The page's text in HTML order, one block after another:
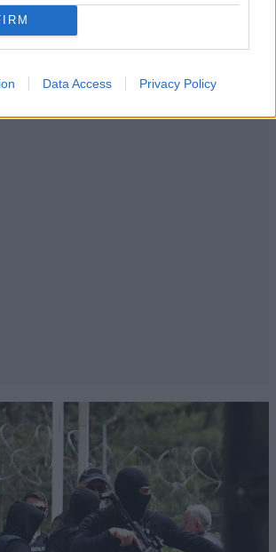
Data Access Privacy Policy